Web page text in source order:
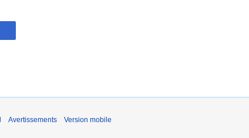
Avertissements Version mobile